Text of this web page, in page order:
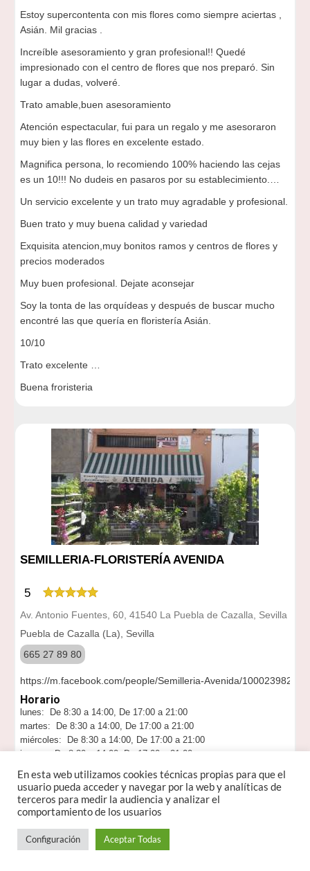
Estoy supercontenta con mis flores como siempre aciertas ,
Asián. Mil gracias .
Increíble asesoramiento y gran profesional!! Quedé
impresionado con el centro de flores que nos preparó. Sin
lugar a dudas, volveré.
Trato amable,buen asesoramiento
Atención espectacular, fui para un regalo y me asesoraron
muy bien y las flores en excelente estado.
Magnifica persona, lo recomiendo 100% haciendo las cejas
es un 10!!! No dudeis en pasaros por su establecimiento.…
Un servicio excelente y un trato muy agradable y profesional.
Buen trato y muy buena calidad y variedad
Exquisita atencion,muy bonitos ramos y centros de flores y
precios moderados
Muy buen profesional. Dejate aconsejar
Soy la tonta de las orquídeas y después de buscar mucho
encontré las que quería en floristería Asián.
10/10
Trato excelente …
Buena froristeria
SEMILLERIA-FLORISTERÍA AVENIDA
5
Av. Antonio Fuentes, 60, 41540 La Puebla de Cazalla, Sevilla
Puebla de Cazalla (La), Sevilla
665 27 89 80
https://m.facebook.com/people/Semilleria-Avenida/
Horario
lunes: De 8:30 a 14:00, De 17:00 a 21:00
martes: De 8:30 a 14:00, De 17:00 a 21:00
miércoles: De 8:30 a 14:00, De 17:00 a 21:00
jueves: De 8:30 a 14:00, De 17:00 a 21:00
sábado: De 8:30 a 14:00
domingo: Cerrado
Opiniones
Excelente semillería y venta de productos variados para
animales y plantas. Excelente personal, muy buena
En esta web utilizamos cookies técnicas propias para que el
usuario pueda acceder y navegar por la web y analíticas de
terceros para medir la audiencia y analizar el
comportamiento de los usuarios
Configuración Aceptar Todas